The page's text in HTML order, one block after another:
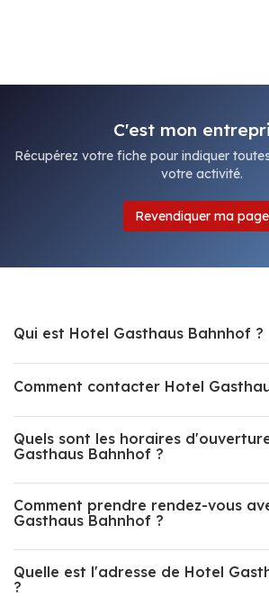
C'est mon
Récupérez votre fiche pour indiquer
votre activité.
Revendiquer ma page
Qui est Hotel Gasthaus Bahnhof ?
Comment contacter Hotel
Quels sont les horaires
Gasthaus Bahnhof ?
Comment prendre rendez-vous
Gasthaus Bahnhof ?
Quelle est l'adresse de Hotel
?